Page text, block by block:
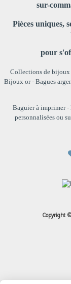
sur-
Pièces uniques,
pour
Collections de bijoux
Bijoux or- Bagues
Baguier à imprimer-
personnalisées ou
Copyright ©